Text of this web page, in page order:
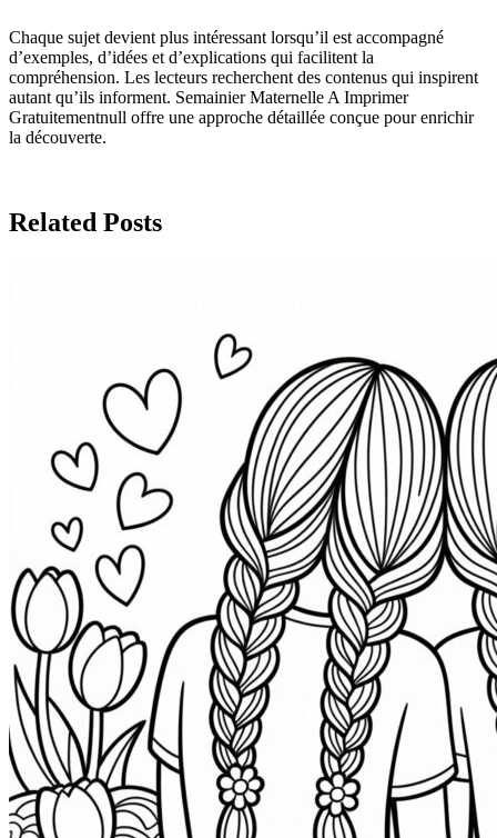
Chaque sujet devient plus intéressant lorsqu’il est accompagné
d’exemples, d’idées et d’explications qui facilitent la
compréhension. Les lecteurs recherchent des contenus qui inspirent
autant qu’ils informent. Semainier Maternelle A Imprimer
Gratuitementnull offre une approche détaillée conçue pour enrichir
la découverte.
Related Posts